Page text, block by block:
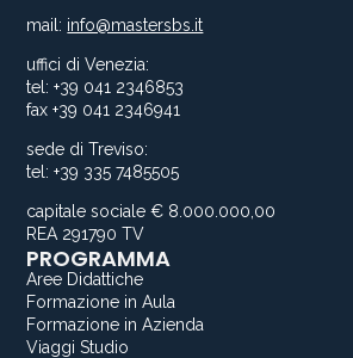
mail: info@mastersbs.it
uffici di Venezia:
tel: +39 041 2346853
fax +39 041 2346941
sede di Treviso:
tel: +39 335 7485505
capitale sociale € 8.000.000,00
REA 291790 TV
PROGRAMMA
Aree Didattiche
Formazione in Aula
Formazione in Azienda
Viaggi Studio